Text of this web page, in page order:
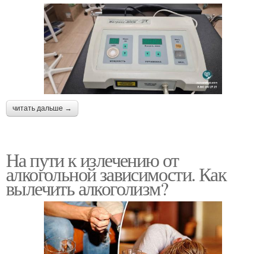
читать дальше →
На пути к излечению от
алкогольной зависимости. Как
вылечить алкоголизм?